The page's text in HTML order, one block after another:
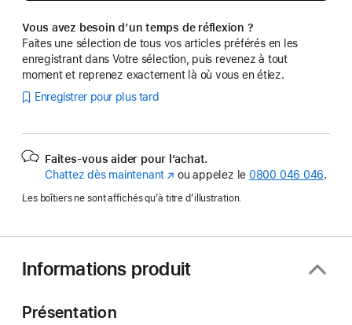
Vous avez besoin d’un temps de réflexion ?
Faites une sélection de tous vos articles préférés en les
enregistrant dans Votre sélection, puis revenez à tout
moment et reprenez exactement là où vous en étiez.
Enregistrer pour plus tard
Faites-vous aider pour l’achat.
Chattez dès maintenant (s’ouvre
une
fenêtre)
ou appelez le 0800 046 046.
Les boîtiers ne sont affichés qu’à titre d’illustration.
Informations produit
Présentation